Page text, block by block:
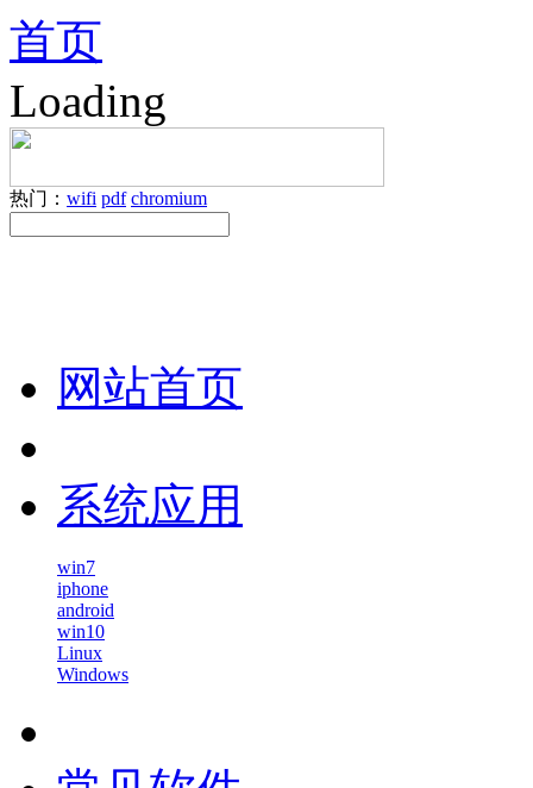
首页
Loading
热门： wifi pdf chromium
网站首页
系统应用
win7
iphone
android
win10
Linux
Windows